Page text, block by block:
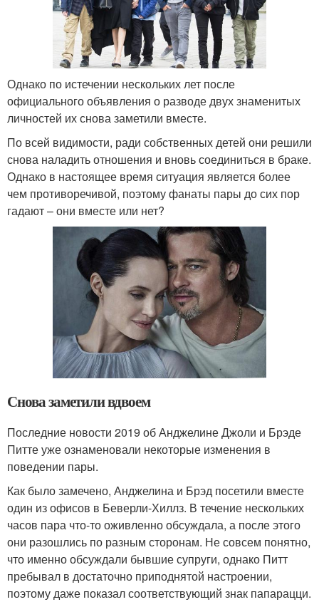
Однако по истечении нескольких лет после
официального объявления о разводе двух знаменитых
личностей их снова заметили вместе.
По всей видимости, ради собственных детей они решили
снова наладить отношения и вновь соединиться в браке.
Однако в настоящее время ситуация является более
чем противоречивой, поэтому фанаты пары до сих пор
гадают – они вместе или нет?
Снова заметили вдвоем
Последние новости 2019 об Анджелине Джоли и Брэде
Питте уже ознаменовали некоторые изменения в
поведении пары.
Как было замечено, Анджелина и Брэд посетили вместе
один из офисов в Беверли-Хиллз. В течение нескольких
часов пара что-то оживленно обсуждала, а после этого
они разошлись по разным сторонам. Не совсем понятно,
что именно обсуждали бывшие супруги, однако Питт
пребывал в достаточно приподнятой настроении,
поэтому даже показал соответствующий знак папарацци.